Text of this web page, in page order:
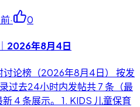
· 0
2026年8月4日
论榜（2026年8月4日） 按发
过去24小时内发帖共 7 条（最
4 条展示。 1. KIDS 儿童保育